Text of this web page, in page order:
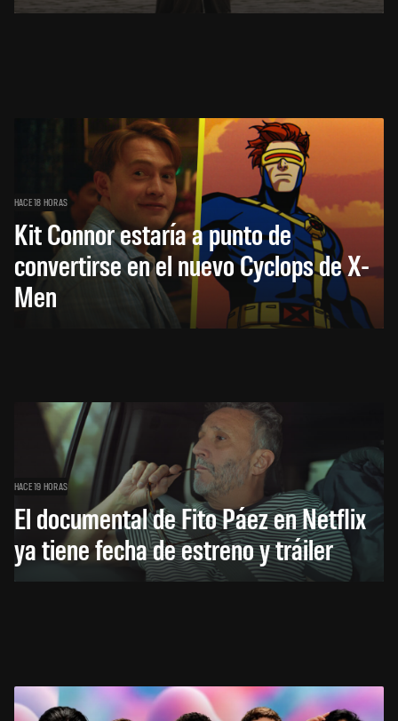
HACE 18 HORAS
Kit Connor estaría a punto de
convertirse en el nuevo Cyclops de X-
Men
HACE 19 HORAS
El documental de Fito Páez en Netflix
ya tiene fecha de estreno y tráiler